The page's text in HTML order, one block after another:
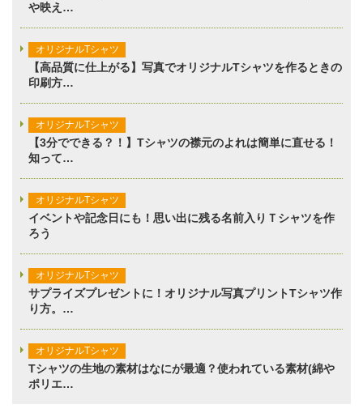
や映え…
オリジナルTシャツ
【高品質に仕上がる】写真でオリジナルTシャツを作るときの
印刷方…
オリジナルTシャツ
【3分でできる？！】Tシャツの襟元のよれは簡単に直せる！
知って…
オリジナルTシャツ
イベントや記念日にも！思い出に残る名前入りＴシャツを作
ろう
オリジナルTシャツ
サプライズプレゼントに！オリジナル写真プリントTシャツ作
り方。…
オリジナルTシャツ
Tシャツの生地の素材はなにが最適？使われている素材(綿や
ポリエ…